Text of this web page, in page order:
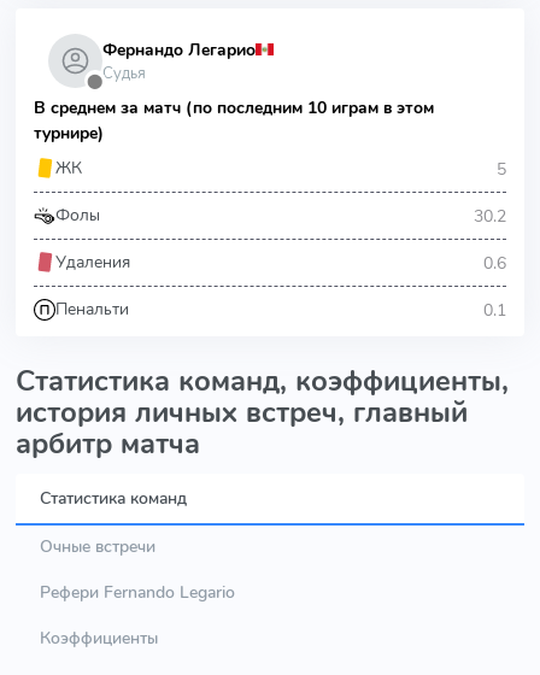
⬤
Фернандо Легарио
Судья
В среднем за матч (по последним 10 играм в этом
турнире)
ЖК
5
Фолы 30.2
Удаления 0.6
Пенальти 0.1
Статистика команд, коэффициенты,
история личных встреч, главный
арбитр матча
Статистика команд
Очные встречи
Рефери Fernando Legario
Коэффициенты